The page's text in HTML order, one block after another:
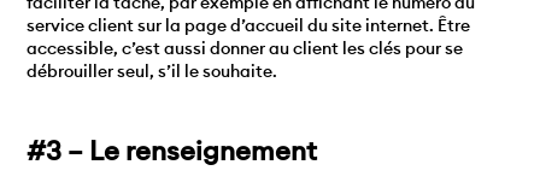
service client sur la page d’accueil du site internet. Être
accessible, c’est aussi donner au client les clés pour se
débrouiller seul, s’il le souhaite.
#3 – Le renseignement